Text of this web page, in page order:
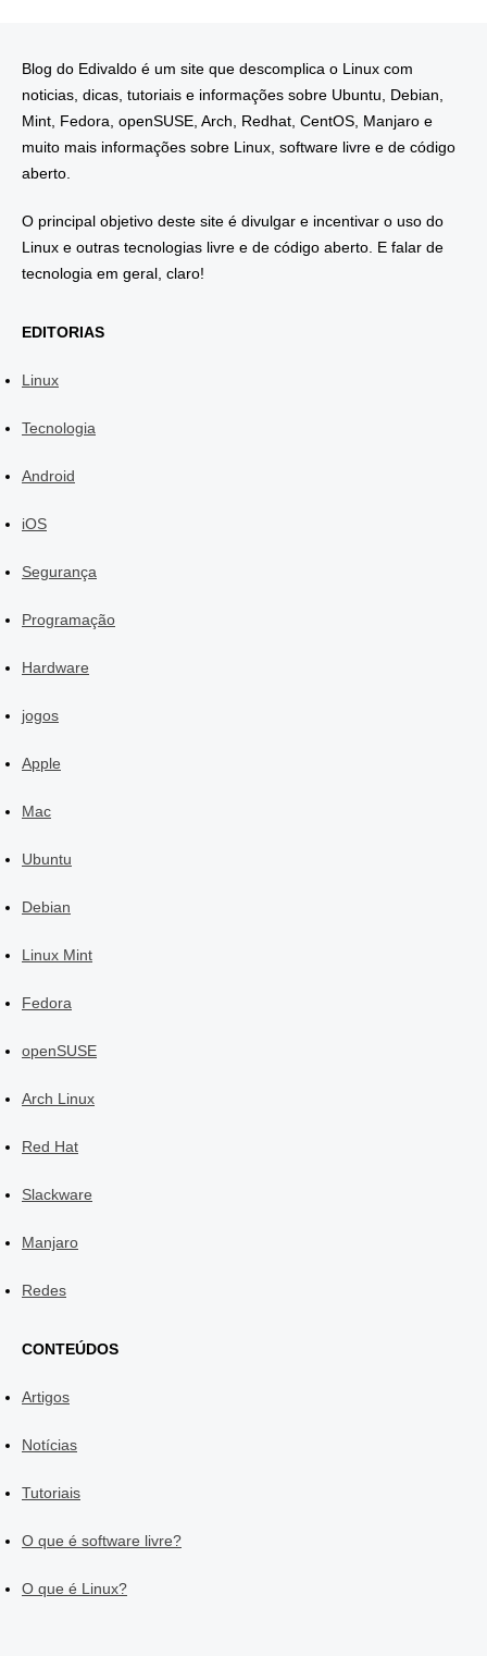
Blog do Edivaldo é um site que descomplica o Linux com
noticias, dicas, tutoriais e informações sobre Ubuntu, Debian,
Mint, Fedora, openSUSE, Arch, Redhat, CentOS, Manjaro e
muito mais informações sobre Linux, software livre e de código
aberto.
O principal objetivo deste site é divulgar e incentivar o uso do
Linux e outras tecnologias livre e de código aberto. E falar de
tecnologia em geral, claro!
EDITORIAS
Linux
Tecnologia
Android
iOS
Segurança
Programação
Hardware
jogos
Apple
Mac
Ubuntu
Debian
Linux Mint
Fedora
openSUSE
Arch Linux
Red Hat
Slackware
Manjaro
Redes
CONTEÚDOS
Artigos
Notícias
Tutoriais
O que é software livre?
O que é Linux?